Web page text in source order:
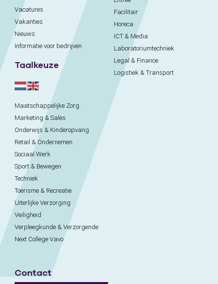
Vacatures
Vakanties
Nieuws
Informatie voor bedrijven
Taalkeuze
Facilitair
Horeca
ICT & Media
Laboratoriumtechniek
Legal & Finance
Logistiek & Transport
Maatschappelijke Zorg
Marketing & Sales
Onderwijs & Kinderopvang
Retail & Ondernemen
Sociaal Werk
Sport & Bewegen
Techniek
Toerisme & Recreatie
Uiterlijke Verzorging
Veiligheid
Verpleegkunde & Verzorgende
Next College Vavo
Contact